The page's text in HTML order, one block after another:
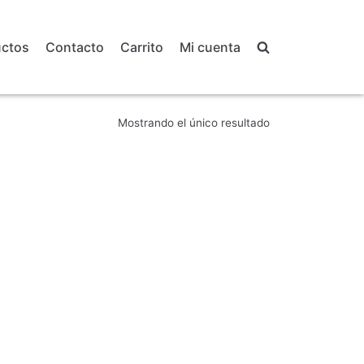
Contacto Carrito Mi cuenta
Mostrando el único resultado